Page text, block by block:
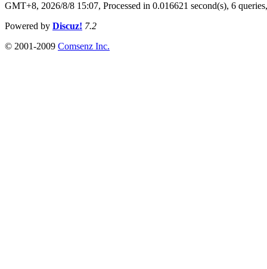
GMT+8, 2026/8/8 15:07, Processed in 0.016621 second(s), 6
Powered by Discuz! 7.2
© 2001-2009 Comsenz Inc.